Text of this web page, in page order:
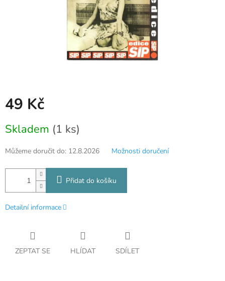
49 Kč
cena:
Skladem (1 ks)
Můžeme doručit do: 12.8.2026 Možnosti doručení
Přidat do košíku
Detailní informace
ZEPTAT SE HLÍDAT SDÍLET